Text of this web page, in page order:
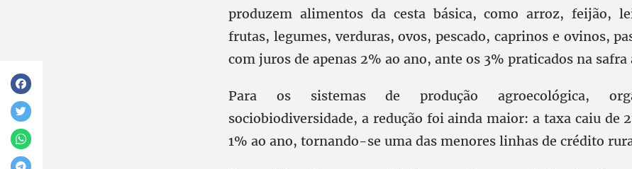
produzem alimentos da cesta básica, como arroz, feijão,
frutas, legumes, verduras, ovos, pescado, caprinos e ovinos,
com juros de apenas 2% ao ano, ante os 3% praticados na
Para os sistemas de produção agroecológica,
sociobiodiversidade, a redução foi ainda maior: a taxa caiu de
1% ao ano, tornando-se uma das menores linhas de crédito